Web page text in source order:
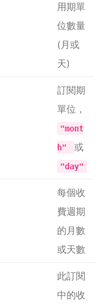
用期單
位數量
(月或
天)
訂閱期
單位，
"mont
h"
或
"day"
每個收
費週期
的月數
或天數
此訂閱
中的收